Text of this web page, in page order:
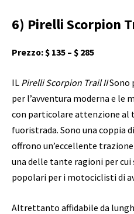
6) Pirelli Scorpion
Prezzo: $ 135 – $ 285
IL Pirelli Scorpion Trail IISono
per l’avventura moderna e
con particolare attenzione al
fuoristrada. Sono una coppia
offrono un’eccellente
una delle tante ragioni per cui
popolari per i motociclisti di
Altrettanto affidabile da